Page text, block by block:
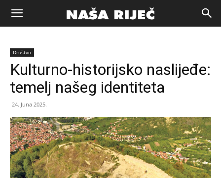
Naša
riječ
Društvo
Kulturno-historijsko naslijeđe:
temelj našeg identiteta
24. Juna 2025.